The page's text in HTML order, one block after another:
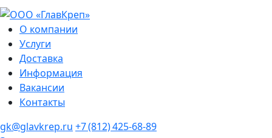
О компании
Услуги
Доставка
Информация
Вакансии
Контакты
gk@glavkrep.ru +7 (812) 425-68-89